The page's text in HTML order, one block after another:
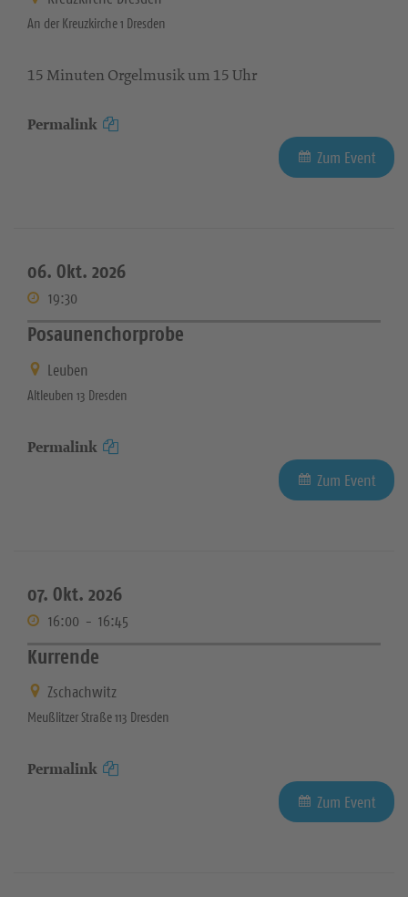
An der Kreuzkirche 1 Dresden
15 Minuten Orgelmusik um 15 Uhr
Permalink
Zum Event
06. Okt. 2026
19:30
Posaunenchorprobe
Leuben
Altleuben 13 Dresden
Permalink
Zum Event
07. Okt. 2026
16:00 - 16:45
Kurrende
Zschachwitz
Meußlitzer Straße 113 Dresden
Permalink
Zum Event